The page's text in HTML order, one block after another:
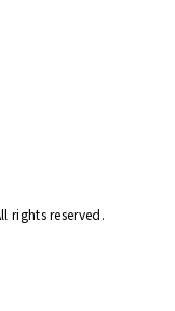
rights reserved.